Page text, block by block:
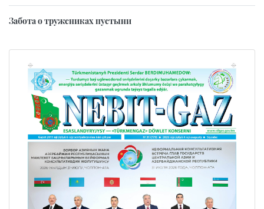
Забота о тружениках пустыни